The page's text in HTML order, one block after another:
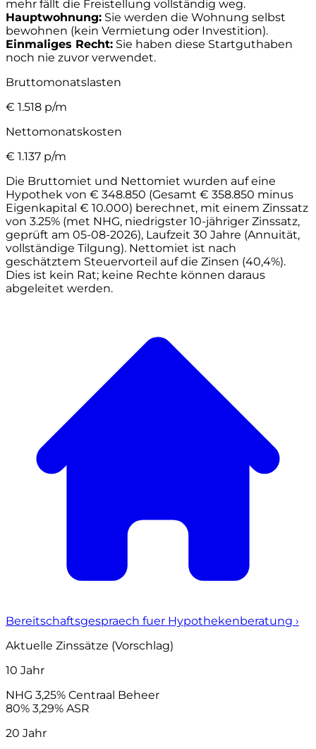
mehr fällt die Freistellung vollständig weg.
Hauptwohnung: Sie werden die Wohnung selbst
bewohnen (kein Vermietung oder Investition).
Einmaliges Recht: Sie haben diese Startguthaben
noch nie zuvor verwendet.
Bruttomonatslasten
€ 1.518 p/m
Nettomonatskosten
€ 1.137 p/m
Die Bruttomiet und Nettomiet wurden auf eine
Hypothek von € 348.850 (Gesamt € 358.850 minus
Eigenkapital € 10.000) berechnet, mit einem Zinssatz
von 3.25% (met NHG, niedrigster 10-jähriger Zinssatz,
geprüft am 05-08-2026), Laufzeit 30 Jahre (Annuität,
vollständige Tilgung). Nettomiet ist nach
geschätztem Steuervorteil auf die Zinsen (40,4%).
Dies ist kein Rat; keine Rechte können daraus
abgeleitet werden.
Bereitschaftsgespraech fuer Hypothekenberatung ›
Aktuelle Zinssätze (Vorschlag)
10 Jahr
NHG 3,25% Centraal Beheer
80% 3,29% ASR
20 Jahr